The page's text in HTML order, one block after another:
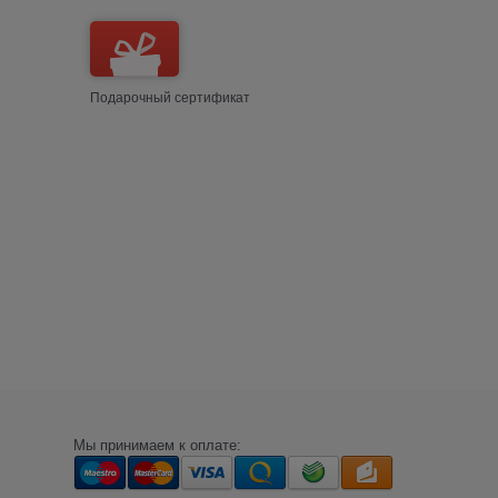
Подарочный сертификат
Мы принимаем к оплате: